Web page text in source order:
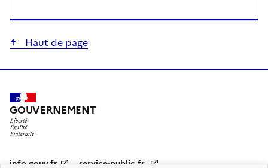
Haut de page
GOUVERNEMENT
Pied
info.gouv.fr service-public.fr